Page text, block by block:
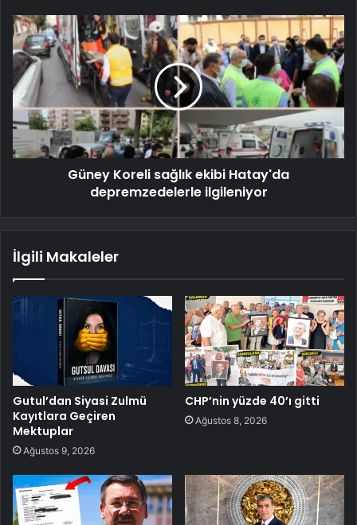
Güney Koreli sağlık ekibi Hatay'da
depremzedelerle ilgileniyor
İlgili Makaleler
Gutul’dan Siyasi Zulmü
Kayıtlara Geçiren
Mektuplar
Ağustos 9, 2026
CHP’nin yüzde 40’ı gitti
Ağustos 8, 2026